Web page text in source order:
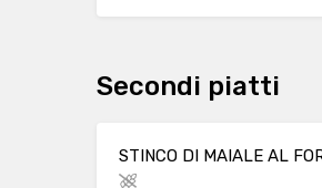
Secondi piatti
STINCO DI MAIALE AL